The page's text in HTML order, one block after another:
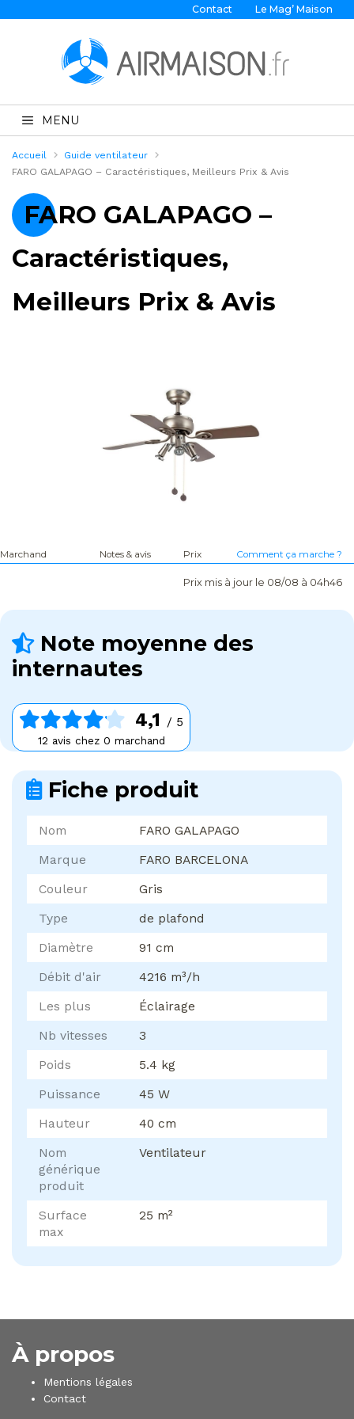
Contact Le Mag’ Maison
MENU
Accueil
Guide ventilateur
FARO GALAPAGO – Caractéristiques, Meilleurs Prix & Avis
FARO GALAPAGO –
Caractéristiques,
Meilleurs Prix & Avis
Marchand Notes & avis Prix Comment ça marche ?
Prix mis à jour le 08/08 à 04h46
Note moyenne des
internautes
4,1 / 5
12 avis chez 0 marchand
Fiche produit
Nom
FARO GALAPAGO
Marque
FARO BARCELONA
Couleur
Gris
Type
de plafond
Diamètre
91 cm
Débit d'air
4216 m³/h
Les plus
Éclairage
Nb vitesses
3
Poids
5.4 kg
Puissance
45 W
Hauteur
40 cm
Nom
générique
produit
Ventilateur
Surface
max
25 m²
À propos
Mentions légales
Contact